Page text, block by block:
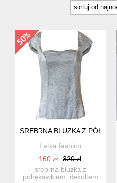
SREBRNA BLUZKA Z
Łatka fashion
160 zł
320 zł
srebrna bluzka z
półrękawkiem, dekoltem